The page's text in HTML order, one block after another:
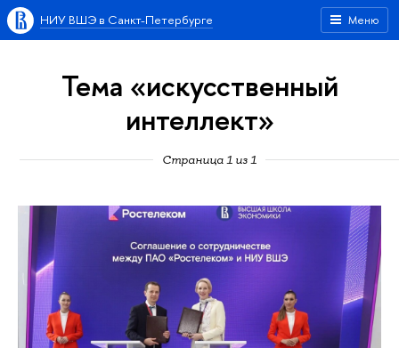
Меню
НИУ ВШЭ в Санкт-Петербурге
Тема «искусственный
интеллект»
Страница 1 из 1